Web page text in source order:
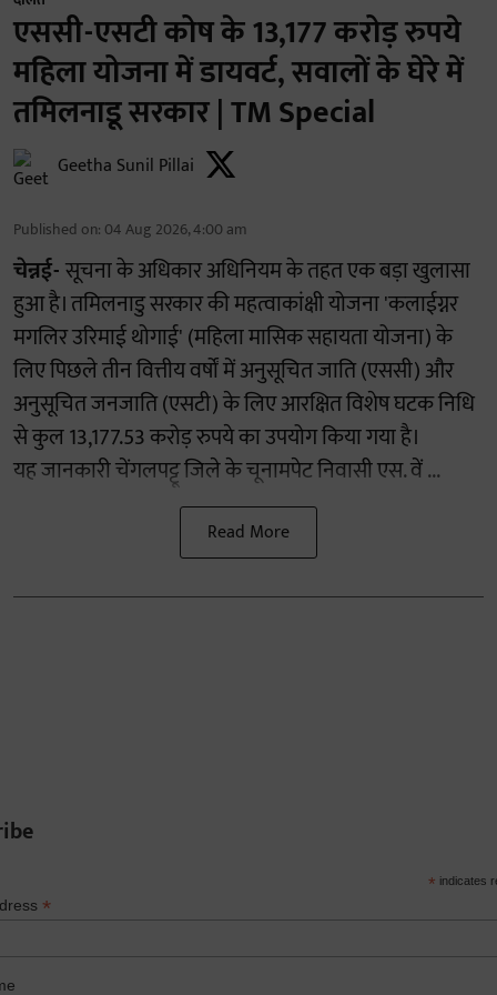
एससी-एसटी कोष के 13,177 करोड़ रुपये
महिला योजना में डायवर्ट, सवालों के घेरे में
तमिलनाडू सरकार | TM Special
Geetha Sunil Pillai
Published on: 04 Aug 2026, 4:00 am
चेन्नई-सूचना के अधिकार अधिनियम के तहत एक बड़ा खुलासा
हुआ है। तमिलनाडु सरकार की महत्वाकांक्षी योजना 'कलाईग्नर
मगलिर उरिमाई थोगाई' (महिला मासिक सहायता योजना) के
लिए पिछले तीन वित्तीय वर्षों में अनुसूचित जाति (एससी) और
अनुसूचित जनजाति (एसटी) के लिए आरक्षित विशेष घटक निधि
से कुल 13,177.53 करोड़ रुपये का उपयोग किया गया है।
यह जानकारी चेंगलपट्टू जिले के चूनामपेट निवासी एस. वें ...
Read More
* indicates
*